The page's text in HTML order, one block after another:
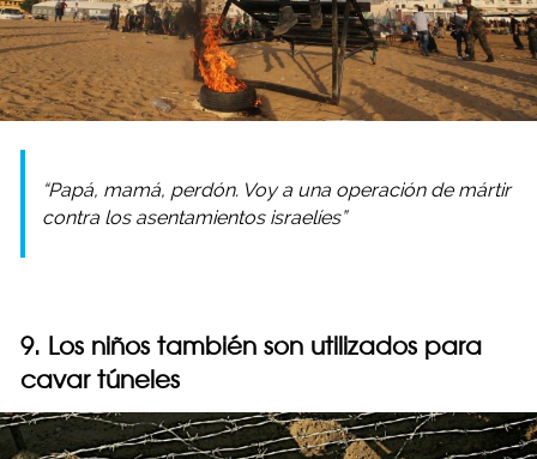
“Papá, mamá, perdón. Voy a una operación de mártir
contra los asentamientos israelíes”
9. Los niños también son utilizados para
cavar túneles